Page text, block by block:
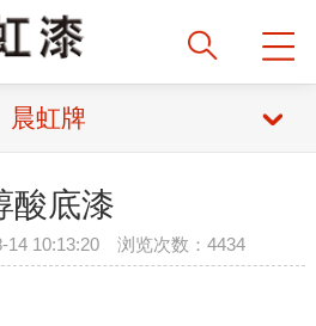
晨虹牌
酸底漆
14 10:13:20 浏览次数：4434